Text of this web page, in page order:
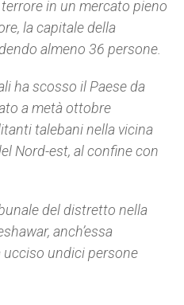
in un mercato pieno
la capitale della
almeno 36 persone.
ha scosso il Paese da
a metà ottobre
talebani nella vicina
Nord-est, al confine con
del distretto nella
anch’essa
ucciso undici persone